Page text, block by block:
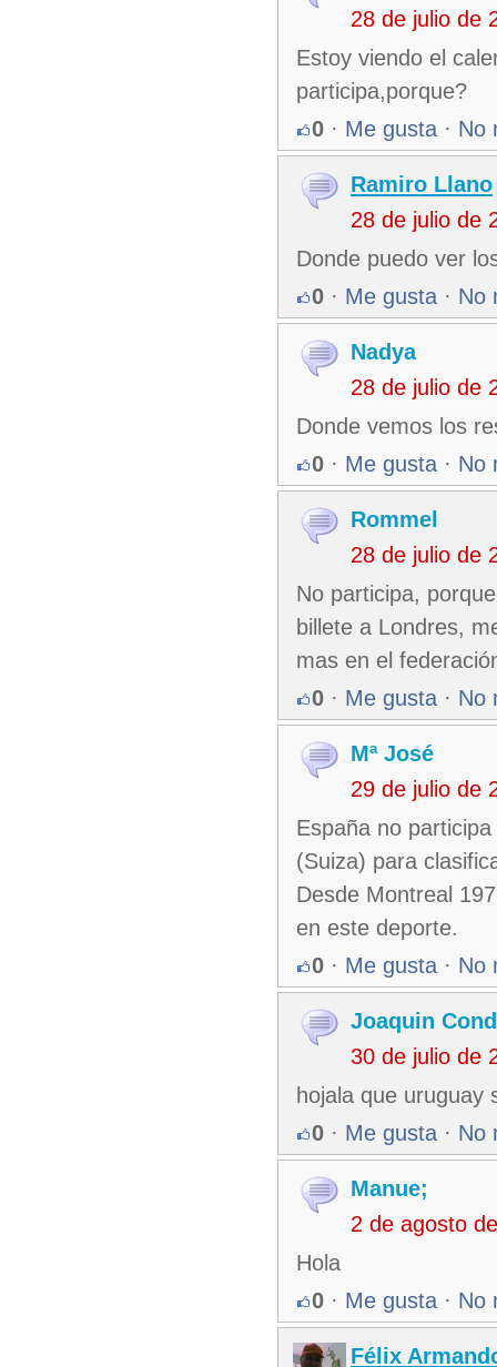
28 de julio de
Estoy viendo el
participa,porque?
0 · Me gusta · No
Ramiro Llano
28 de julio de
Donde puedo ver
0 · Me gusta · No
Nadya
28 de julio de
Donde vemos los
0 · Me gusta · No
Rommel
28 de julio de
No participa,
billete a Londres,
mas en el
0 · Me gusta · No
Mª José
29 de julio de
España no
(Suiza) para
Desde Montreal
en este deporte.
0 · Me gusta · No
Joaquin
30 de julio de
hojala que uruguay
0 · Me gusta · No
Manue;
2 de agosto
Hola
0 · Me gusta · No
Félix